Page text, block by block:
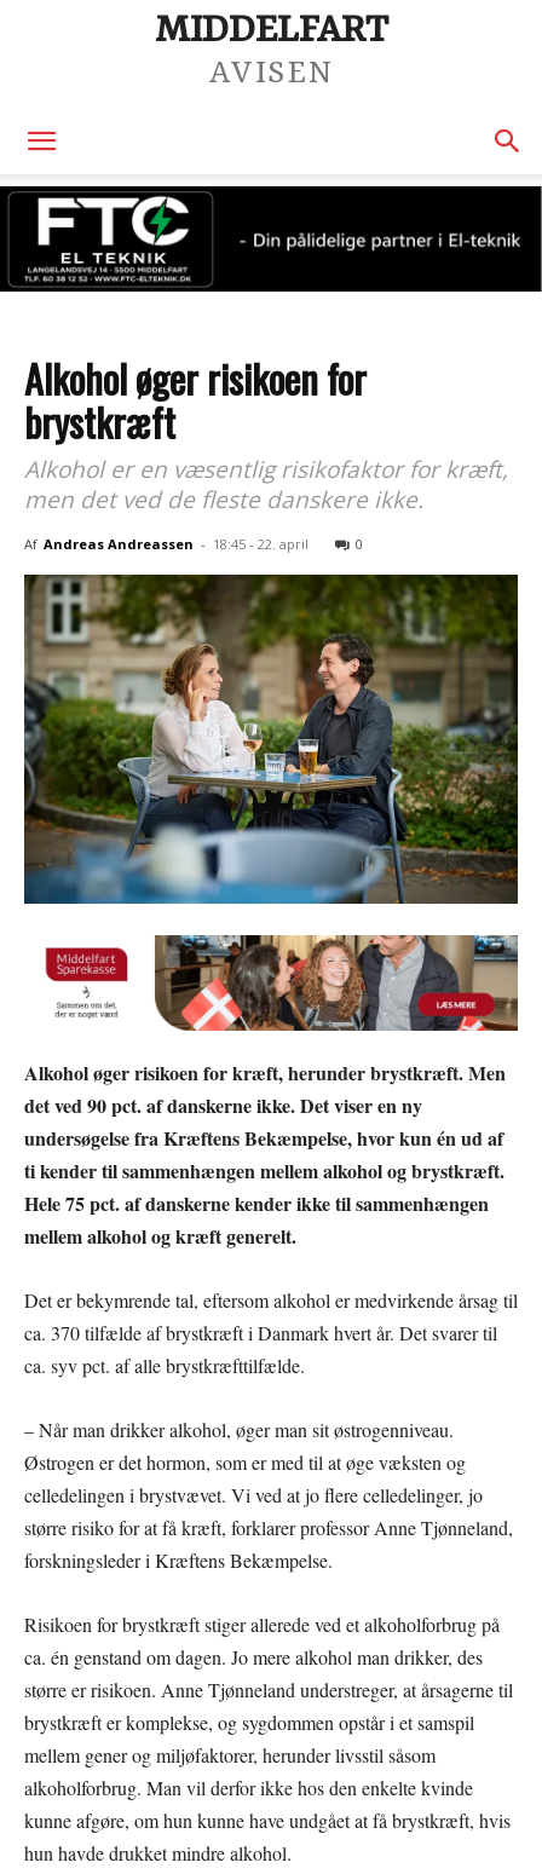
MIDDELFART
AVISEN
Alkohol øger risikoen for
brystkræft
Alkohol er en væsentlig risikofaktor for kræft,
men det ved de fleste danskere ikke.
Af Andreas Andreassen - 18:45 - 22. april 0
Alkohol øger risikoen for kræft, herunder brystkræft. Men
det ved 90 pct. af danskerne ikke. Det viser en ny
undersøgelse fra Kræftens Bekæmpelse, hvor kun én ud af
ti kender til sammenhængen mellem alkohol og brystkræft.
Hele 75 pct. af danskerne kender ikke til sammenhængen
mellem alkohol og kræft generelt.
Det er bekymrende tal, eftersom alkohol er medvirkende årsag til
ca. 370 tilfælde af brystkræft i Danmark hvert år. Det svarer til
ca. syv pct. af alle brystkræfttilfælde.
– Når man drikker alkohol, øger man sit østrogenniveau.
Østrogen er det hormon, som er med til at øge væksten og
celledelingen i brystvævet. Vi ved at jo flere celledelinger, jo
større risiko for at få kræft, forklarer professor Anne Tjønneland,
forskningsleder i Kræftens Bekæmpelse.
Risikoen for brystkræft stiger allerede ved et alkoholforbrug på
ca. én genstand om dagen. Jo mere alkohol man drikker, des
større er risikoen. Anne Tjønneland understreger, at årsagerne til
brystkræft er komplekse, og sygdommen opstår i et samspil
mellem gener og miljøfaktorer, herunder livsstil såsom
alkoholforbrug. Man vil derfor ikke hos den enkelte kvinde
kunne afgøre, om hun kunne have undgået at få brystkræft, hvis
hun havde drukket mindre alkohol.